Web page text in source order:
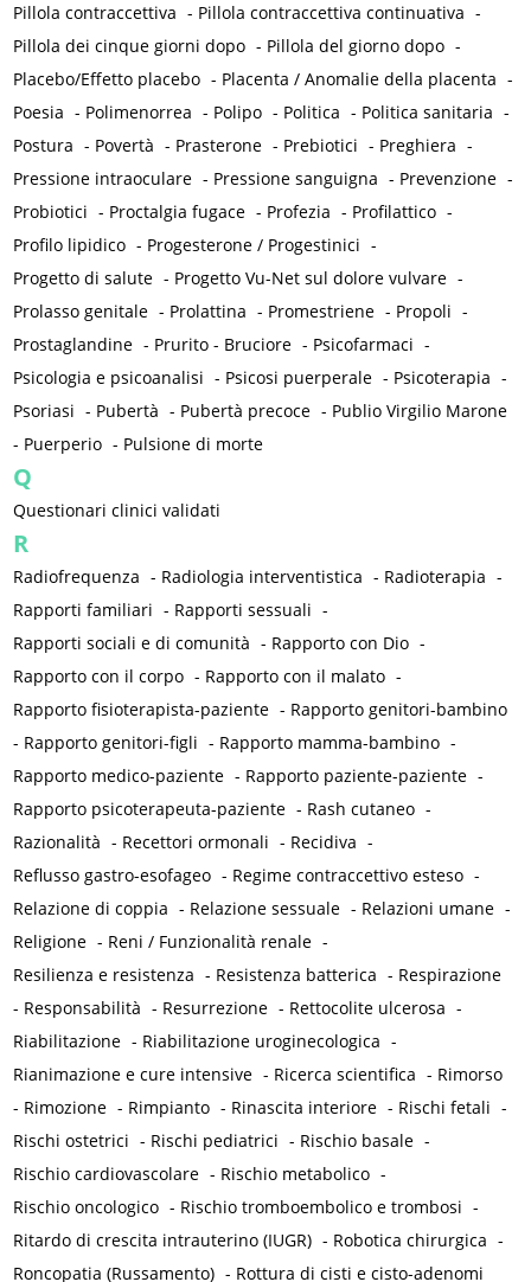
Pillola contraccettiva - Pillola contraccettiva continuativa -
Pillola dei cinque giorni dopo - Pillola del giorno dopo -
Placebo/Effetto placebo - Placenta / Anomalie della placenta -
Poesia - Polimenorrea - Polipo - Politica - Politica sanitaria -
Postura - Povertà - Prasterone - Prebiotici - Preghiera -
Pressione intraoculare - Pressione sanguigna - Prevenzione -
Probiotici - Proctalgia fugace - Profezia - Profilattico -
Profilo lipidico - Progesterone / Progestinici -
Progetto di salute - Progetto Vu-Net sul dolore vulvare -
Prolasso genitale - Prolattina - Promestriene - Propoli -
Prostaglandine - Prurito - Bruciore - Psicofarmaci -
Psicologia e psicoanalisi - Psicosi puerperale - Psicoterapia -
Psoriasi - Pubertà - Pubertà precoce - Publio Virgilio Marone
- Puerperio - Pulsione di morte
Q
Questionari clinici validati
R
Radiofrequenza - Radiologia interventistica - Radioterapia -
Rapporti familiari - Rapporti sessuali -
Rapporti sociali e di comunità - Rapporto con Dio -
Rapporto con il corpo - Rapporto con il malato -
Rapporto fisioterapista-paziente - Rapporto genitori-bambino
- Rapporto genitori-figli - Rapporto mamma-bambino -
Rapporto medico-paziente - Rapporto paziente-paziente -
Rapporto psicoterapeuta-paziente - Rash cutaneo -
Razionalità - Recettori ormonali - Recidiva -
Reflusso gastro-esofageo - Regime contraccettivo esteso -
Relazione di coppia - Relazione sessuale - Relazioni umane -
Religione - Reni / Funzionalità renale -
Resilienza e resistenza - Resistenza batterica - Respirazione
- Responsabilità - Resurrezione - Rettocolite ulcerosa -
Riabilitazione - Riabilitazione uroginecologica -
Rianimazione e cure intensive - Ricerca scientifica - Rimorso
- Rimozione - Rimpianto - Rinascita interiore - Rischi fetali -
Rischi ostetrici - Rischi pediatrici - Rischio basale -
Rischio cardiovascolare - Rischio metabolico -
Rischio oncologico - Rischio tromboembolico e trombosi -
Ritardo di crescita intrauterino (IUGR) - Robotica chirurgica -
Roncopatia (Russamento) - Rottura di cisti e cisto-adenomi